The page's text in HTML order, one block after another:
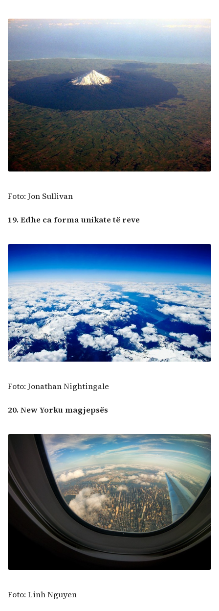
Foto: Jon Sullivan
19. Edhe ca forma unikate të reve
Foto: Jonathan Nightingale
20. New Yorku magjepsës
Foto: Linh Nguyen